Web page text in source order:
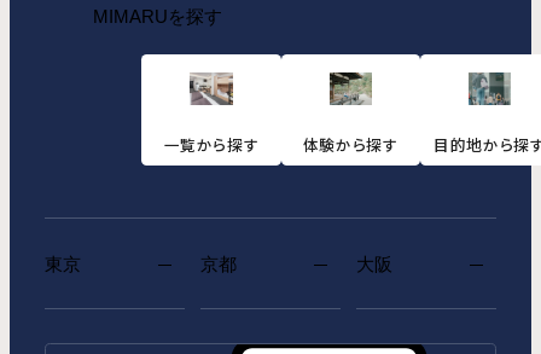
MIMARUを探す
一覧から探す 体験から探す 目的地から探
東京 京都 大阪